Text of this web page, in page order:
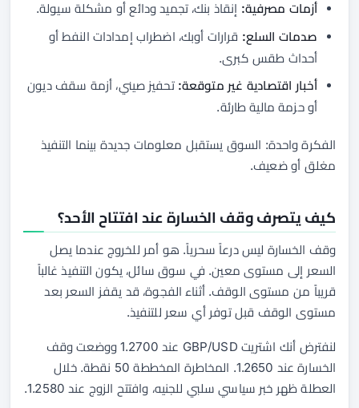
أزمات مصرفية: إنقاذ بنك، تجميد ودائع أو مشكلة سيولة.
صدمات السلع: قرارات أوبك، اضطراب إمدادات النفط أو
أحداث طقس كبرى.
أخبار اقتصادية غير متوقعة: تحفيز صيني، أزمة سقف ديون
أو حزمة مالية طارئة.
الفكرة واحدة: السوق يستقبل معلومات جديدة بينما التنفيذ
مغلق أو ضعيف.
كيف يتصرف وقف الخسارة عند افتتاح الأحد؟
وقف الخسارة ليس درعاً سحرياً. هو أمر للخروج عندما يصل
السعر إلى مستوى معين. في سوق سائل، يكون التنفيذ غالباً
قريباً من مستوى الوقف. أثناء الفجوة، قد يقفز السعر بعد
مستوى الوقف قبل توفر أي سعر للتنفيذ.
لنفترض أنك اشتريت GBP/USD عند 1.2700 ووضعت وقف
الخسارة عند 1.2650. المخاطرة المخططة 50 نقطة. خلال
العطلة ظهر خبر سياسي سلبي للجنيه، وافتتح الزوج عند 1.2580.